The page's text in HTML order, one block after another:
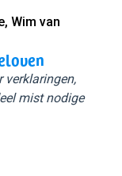
Wim van
verklaringen,
mist nodige